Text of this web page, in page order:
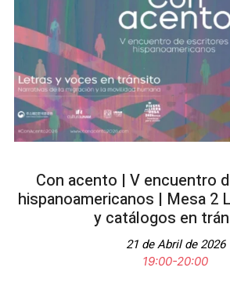
Con acento | V encuentro
hispanoamericanos | Mesa 2
y catálogos en
21 de Abril de 2026
19:00-20:00